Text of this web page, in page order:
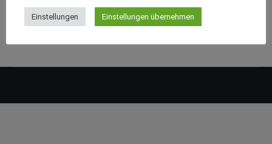
Einstellungen Einstellungen übernehmen